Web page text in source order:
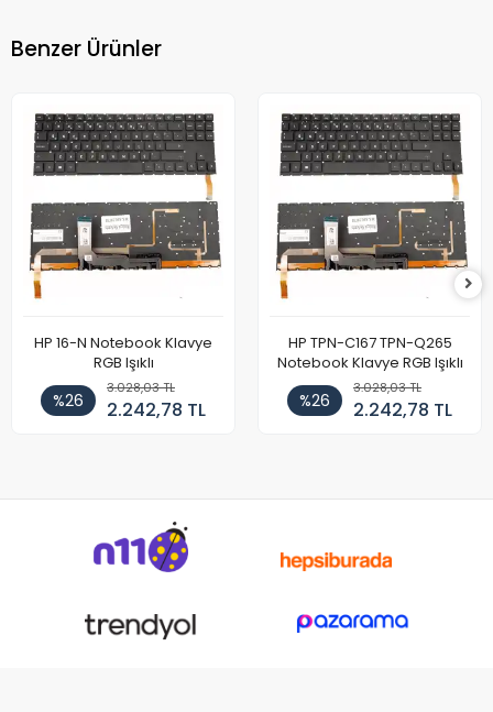
Benzer Ürünler
HP 16-N Notebook Klavye
RGB Işıklı
%26
3.028,03 TL
2.242,78 TL
HP TPN-C167 TPN-Q265
Notebook Klavye RGB Işıklı
%26
3.028,03 TL
2.242,78 TL